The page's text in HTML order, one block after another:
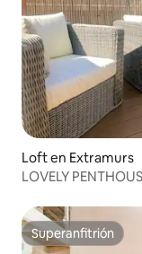
Loft en Extramurs
LOVELY
Superanfitrión
Superanfitrión